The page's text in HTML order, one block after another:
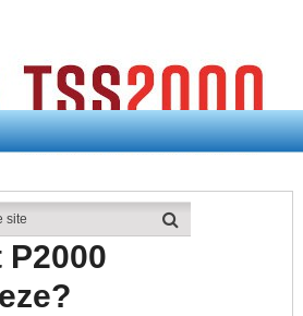
P2000 In Maarheeze?